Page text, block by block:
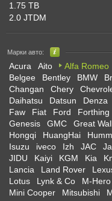
1.75 TB
2.0 JTDM
Марки авто:
Acura Aito Alfa Romeo
Belgee
Bentley BMW
Changan
Chery
Daihatsu
Datsun Denza
Faw
Fiat Ford Forthing
Genesis
GMC Great
Hongqi
HuangHai
Isuzu
iveco Izh JAC
JIDU
Kaiyi KGM Kia
Lancia
Land Rover
Lotus
Lynk & Co M-Hero
Mini Cooper
Mitsubishi